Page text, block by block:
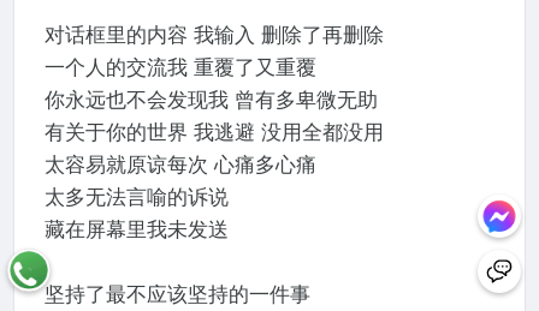
对话框里的内容 我输入 删除了再删除
一个人的交流我 重覆了又重覆
你永远也不会发现我 曾有多卑微无助
有关于你的世界 我逃避 没用全都没用
太容易就原谅每次 心痛多心痛
太多无法言喻的诉说
藏在屏幕里我未发送
坚持了最不应该坚持的一件事